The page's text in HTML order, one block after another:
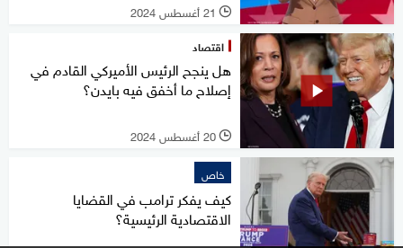
l 21 أغسطس 2024
اقتصاد
هل ينجح الرئيس الأميركي القادم في
إصلاح ما أخفق فيه بايدن؟
l 20 أغسطس 2024
خاص
كيف يفكر ترامب في القضايا
الاقتصادية الرئيسية؟